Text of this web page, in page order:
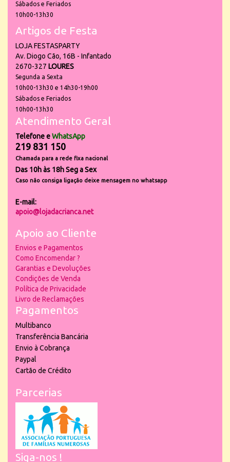
Sábados e Feriados
10h00-13h30
Artigos de Festa
LOJA FESTASPARTY
Av. Diogo Cão, 16B - Infantado
2670-327 LOURES
Segunda a Sexta
10h00-13h30 e 14h30-19h00
Sábados e Feriados
10h00-13h30
Atendimento Geral
Telefone eWhatsApp
219 831 150
Chamada para a rede fixa nacional
Das 10h às 18h Seg a Sex
Caso não consiga ligação deixe mensagem no whatsapp
E-mail:
apoio@lojadacrianca.net
Apoio ao Cliente
Envios e Pagamentos
Como Encomendar ?
Garantias e Devoluções
Condições de Venda
Política de Privacidade
Livro de Reclamações
Pagamentos
Multibanco
Transferência Bancária
Envio à Cobrança
Paypal
Cartão de Crédito
Parcerias
Siga-nos !